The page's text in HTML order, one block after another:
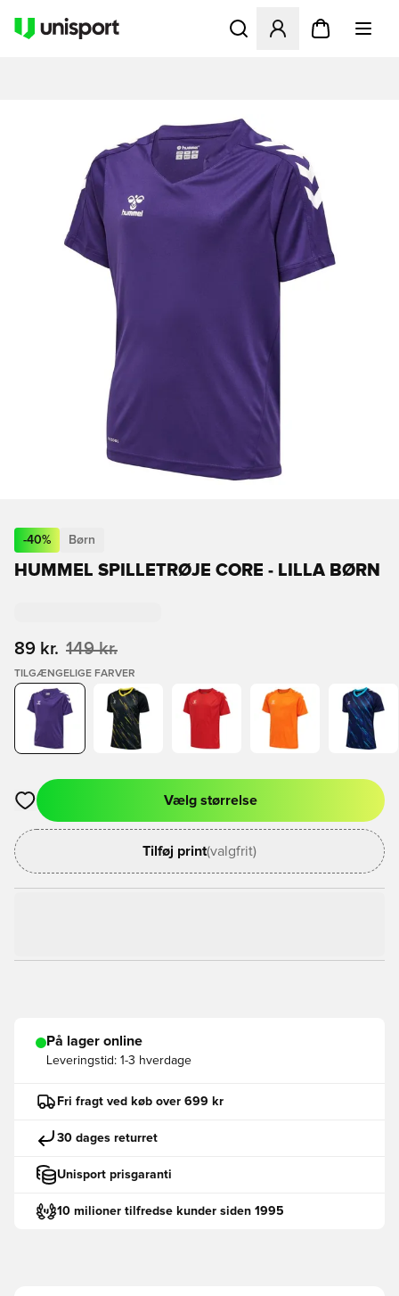
Åbner en Modal til at
-40% Børn
HUMMEL SPILLETRØJE CORE - LILLA BØRN
89 kr. 149 kr.
TILGÆNGELIGE FARVER
Åbner en Modal til at logge ind eller tilmelde dig som medlem
Vælg størrelse
Tilføj print(valgfrit)
På lager online
Leveringstid: 1-3 hverdage
Fri fragt ved køb over 699 kr
30 dages returret
Unisport prisgaranti
10 milioner tilfredse kunder siden 1995